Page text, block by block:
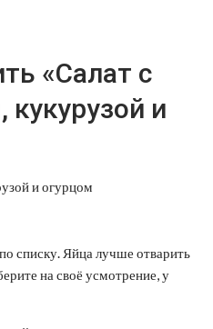
«Салат с
и
списку. Яйца лучше отварить
на своё усмотрение, у